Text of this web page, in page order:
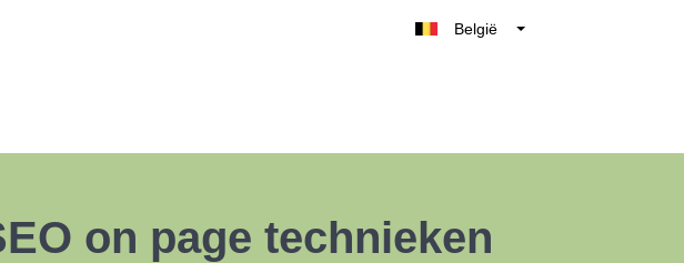
België
España
on page technieken